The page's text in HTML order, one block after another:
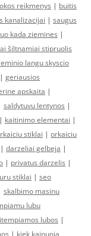
reikmenys | buitis
kanalizacijai | saugus
kada ziemines |
šiltnamiai stipruolis
langu skyscio
| geriausios
apskaita |
saldytuvu lentynos |
| kaitinimo elementai |
stiklai | orkaiciu
| darzeliai gelbeja |
| privatus darzelis |
stiklai | seo
skalbimo masinu
lubu
lubos |
| kiek kainuoja